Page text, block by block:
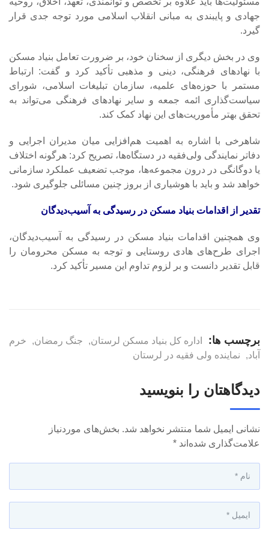
جهادی و پایبندی به مبانی انقلاب اسلامی مورد توجه جدی قرار
گیرد.
وی در بخش دیگری از سخنان خود، بر ضرورت تعامل بنیاد مسکن
با نهادهای فرهنگی، دینی و مذهبی تأکید کرد و گفت: ارتباط
مستمر با حوزه‌های علمیه، سازمان تبلیغات اسلامی، شورای
سیاست‌گذاری ائمه جمعه و سایر نهادهای فرهنگی می‌تواند به
تحقق بهتر مأموریت‌های این نهاد کمک کند.
شاهرخی با اشاره به اهمیت هم‌افزایی میان مدیران اجرایی و
دفاتر نمایندگی ولی‌فقیه در دستگاه‌ها، تصریح کرد: هرگونه اختلاف
یا دوگانگی در درون مجموعه‌ها، موجب تضعیف عملکرد سازمانی
خواهد شد و باید با هوشیاری از بروز چنین مسائلی جلوگیری شود.
تقدیر از اقدامات بنیاد مسکن در رسیدگی به آسیب‌دیدگان
وی همچنین اقدامات بنیاد مسکن در رسیدگی به آسیب‌دیدگان،
اجرای طرح‌های هادی روستایی و توجه به مسکن محرومان را
قابل تقدیر دانست و بر لزوم تداوم این مسیر تأکید کرد.
برچسب ها: اداره کل بنیاد مسکن لرستان, جنگ رمضان,
خرم
آباد, نماینده ولی فقیه در لرستان
دیدگاهتان را بنویسید
نشانی ایمیل شما منتشر نخواهد شد. بخش‌های موردنیاز
علامت‌گذاری شده‌اند *